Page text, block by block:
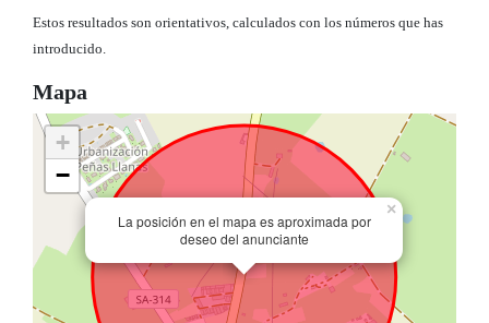
Estos resultados son orientativos, calculados con los números que has
introducido.
Mapa
La posición en el mapa es aproximada por
deseo del anunciante
×
+
−